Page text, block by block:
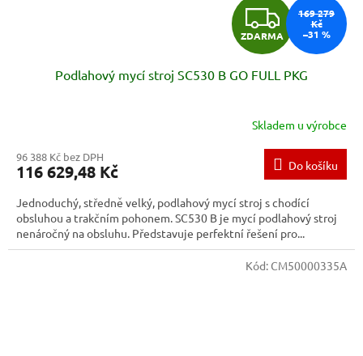
Z
D
A
R
M
A
ZDARMA
169 279
Kč
–31 %
Podlahový mycí stroj SC530 B GO FULL PKG
Skladem u výrobce
96 388 Kč bez DPH
116 629,48 Kč Do košíku
Jednoduchý, středně velký, podlahový mycí stroj s chodící
obsluhou a trakčním pohonem. SC530 B je mycí podlahový stroj
nenáročný na obsluhu. Představuje perfektní řešení pro...
Kód: CM50000335A